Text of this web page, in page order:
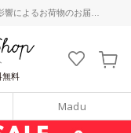
お荷物のお届けについて
無料
Madu